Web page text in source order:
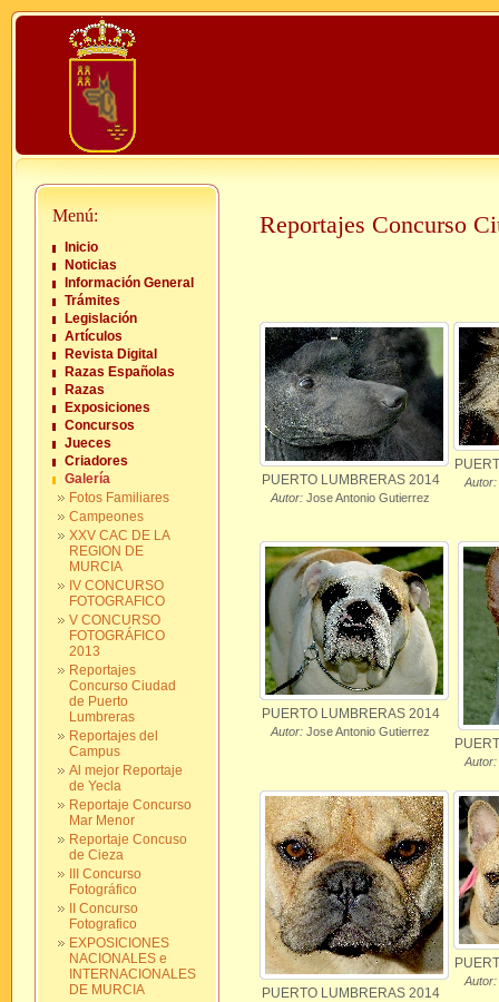
Menú:
Inicio
Noticias
Información General
Trámites
Legislación
Artículos
Revista Digital
Razas Españolas
Razas
Exposiciones
Concursos
Jueces
Criadores
Galería
Fotos Familiares
Campeones
XXV CAC DE LA
REGION DE
MURCIA
IV CONCURSO
FOTOGRAFICO
V CONCURSO
FOTOGRÁFICO
2013
Reportajes
Concurso Ciudad
de Puerto
Lumbreras
Reportajes del
Campus
Al mejor Reportaje
de Yecla
Reportaje Concurso
Mar Menor
Reportaje Concuso
de Cieza
III Concurso
Fotográfico
II Concurso
Fotografico
EXPOSICIONES
NACIONALES e
INTERNACIONALES
DE MURCIA
Reportajes Concurso
PUERTO LUMBRERAS 2014
Autor: Jose Antonio Gutierrez
Autor:
PUERTO LUMBRERAS 2014
Autor: Jose Antonio Gutierrez
Autor:
PUERTO LUMBRERAS 2014
Autor: